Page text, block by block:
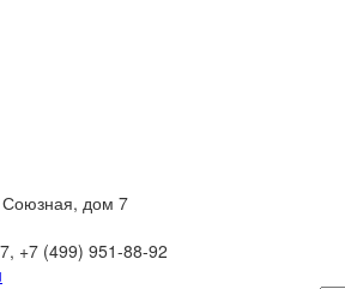
Союзная, дом 7
+7 (499) 951-88-92